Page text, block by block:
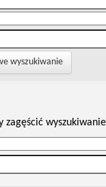
wyszukiwanie
zagęścić